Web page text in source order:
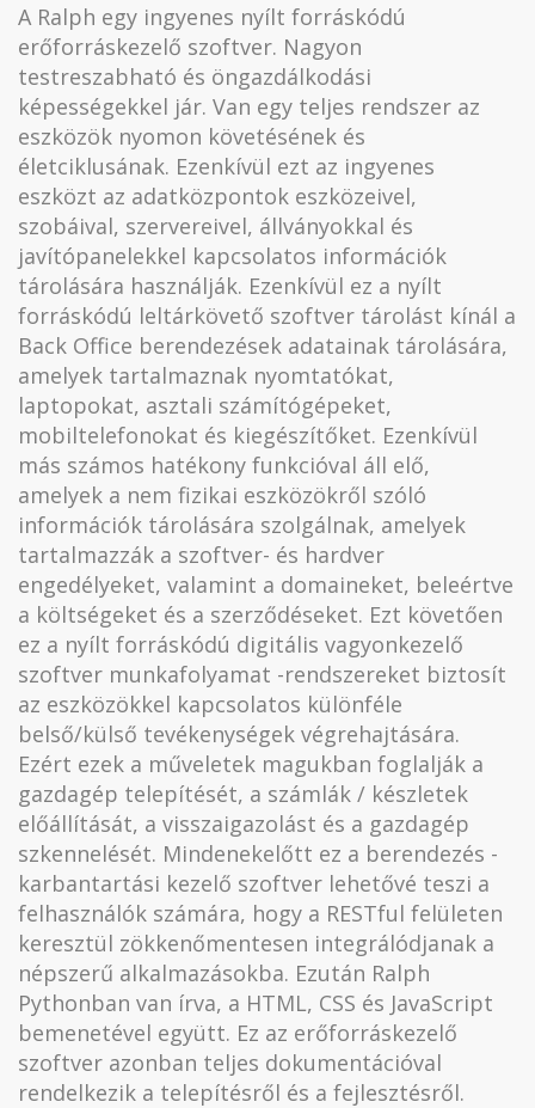
A Ralph egy ingyenes nyílt forráskódú
erőforráskezelő szoftver. Nagyon
testreszabható és öngazdálkodási
képességekkel jár. Van egy teljes rendszer az
eszközök nyomon követésének és
életciklusának. Ezenkívül ezt az ingyenes
eszközt az adatközpontok eszközeivel,
szobáival, szervereivel, állványokkal és
javítópanelekkel kapcsolatos információk
tárolására használják. Ezenkívül ez a nyílt
forráskódú leltárkövető szoftver tárolást kínál a
Back Office berendezések adatainak tárolására,
amelyek tartalmaznak nyomtatókat,
laptopokat, asztali számítógépeket,
mobiltelefonokat és kiegészítőket. Ezenkívül
más számos hatékony funkcióval áll elő,
amelyek a nem fizikai eszközökről szóló
információk tárolására szolgálnak, amelyek
tartalmazzák a szoftver- és hardver
engedélyeket, valamint a domaineket, beleértve
a költségeket és a szerződéseket. Ezt követően
ez a nyílt forráskódú digitális vagyonkezelő
szoftver munkafolyamat -rendszereket biztosít
az eszközökkel kapcsolatos különféle
belső/külső tevékenységek végrehajtására.
Ezért ezek a műveletek magukban foglalják a
gazdagép telepítését, a számlák / készletek
előállítását, a visszaigazolást és a gazdagép
szkennelését. Mindenekelőtt ez a berendezés -
karbantartási kezelő szoftver lehetővé teszi a
felhasználók számára, hogy a RESTful felületen
keresztül zökkenőmentesen integrálódjanak a
népszerű alkalmazásokba. Ezután Ralph
Pythonban van írva, a HTML, CSS és JavaScript
bemenetével együtt. Ez az erőforráskezelő
szoftver azonban teljes dokumentációval
rendelkezik a telepítésről és a fejlesztésről.